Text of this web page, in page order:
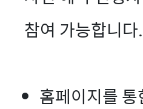
참여 가능합니다.
홈페이지를